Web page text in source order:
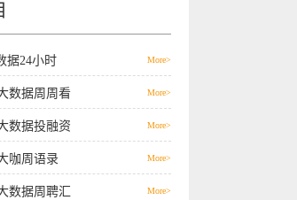
据24小时 More>
数据周周看 More>
数据投融资 More>
咖周语录 More>
数据周聘汇 More>